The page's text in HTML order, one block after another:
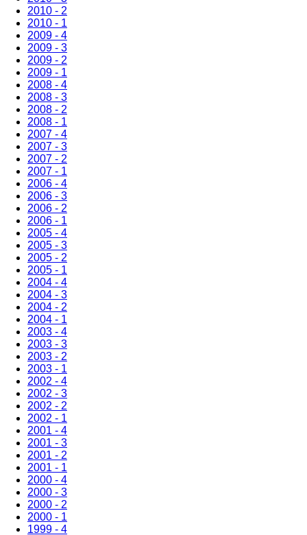
2010 - 2
2010 - 1
2009 - 4
2009 - 3
2009 - 2
2009 - 1
2008 - 4
2008 - 3
2008 - 2
2008 - 1
2007 - 4
2007 - 3
2007 - 2
2007 - 1
2006 - 4
2006 - 3
2006 - 2
2006 - 1
2005 - 4
2005 - 3
2005 - 2
2005 - 1
2004 - 4
2004 - 3
2004 - 2
2004 - 1
2003 - 4
2003 - 3
2003 - 2
2003 - 1
2002 - 4
2002 - 3
2002 - 2
2002 - 1
2001 - 4
2001 - 3
2001 - 2
2001 - 1
2000 - 4
2000 - 3
2000 - 2
2000 - 1
1999 - 4